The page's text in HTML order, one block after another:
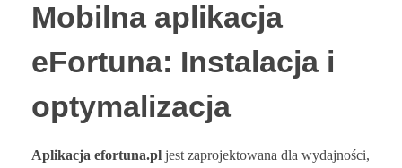
Mobilna aplikacja
eFortuna: Instalacja i
optymalizacja
Aplikacja efortuna.pl jest zaprojektowana dla wydajności,